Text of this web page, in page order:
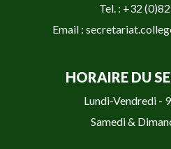
Tel. : +32
Email :
HORAIRE DU
Lundi-Vendredi -
Samedi &